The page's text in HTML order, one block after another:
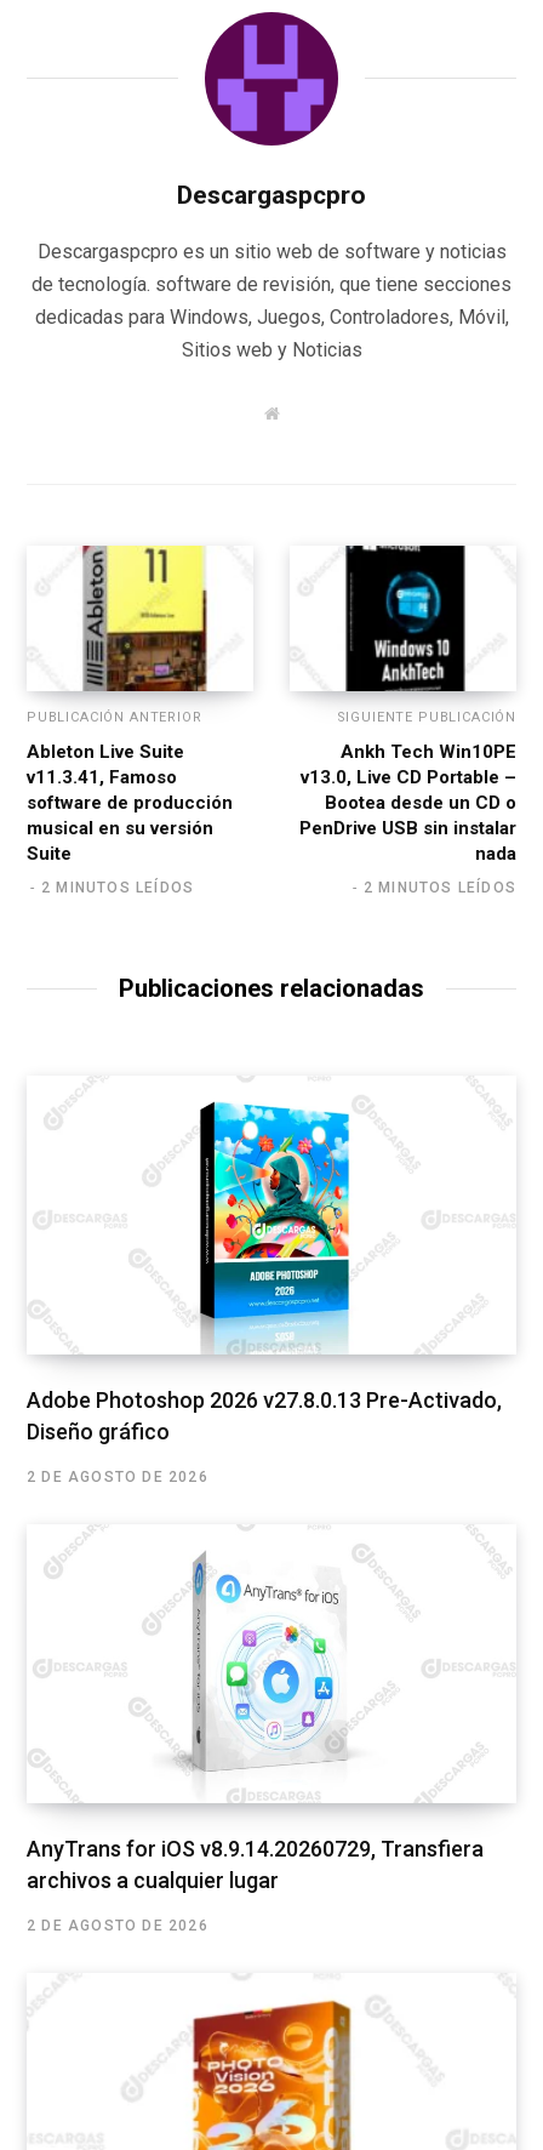
Descargaspcpro
Descargaspcpro es un sitio web de software y noticias
de tecnología. software de revisión, que tiene secciones
dedicadas para Windows, Juegos, Controladores, Móvil,
Sitios web y Noticias
W
PUBLICACIÓN ANTERIOR
Ableton Live Suite
v11.3.41, Famoso
software de producción
musical en su versión
Suite
2 MINUTOS LEÍDOS
SIGUIENTE PUBLICACIÓN
Ankh Tech Win10PE
v13.0, Live CD Portable –
Bootea desde un CD o
PenDrive USB sin instalar
nada
2 MINUTOS LEÍDOS
Publicaciones relacionadas
Adobe Photoshop 2026 v27.8.0.13 Pre-Activado,
Diseño gráfico
2 DE AGOSTO DE 2026
AnyTrans for iOS v8.9.14.20260729, Transfiera
archivos a cualquier lugar
2 DE AGOSTO DE 2026